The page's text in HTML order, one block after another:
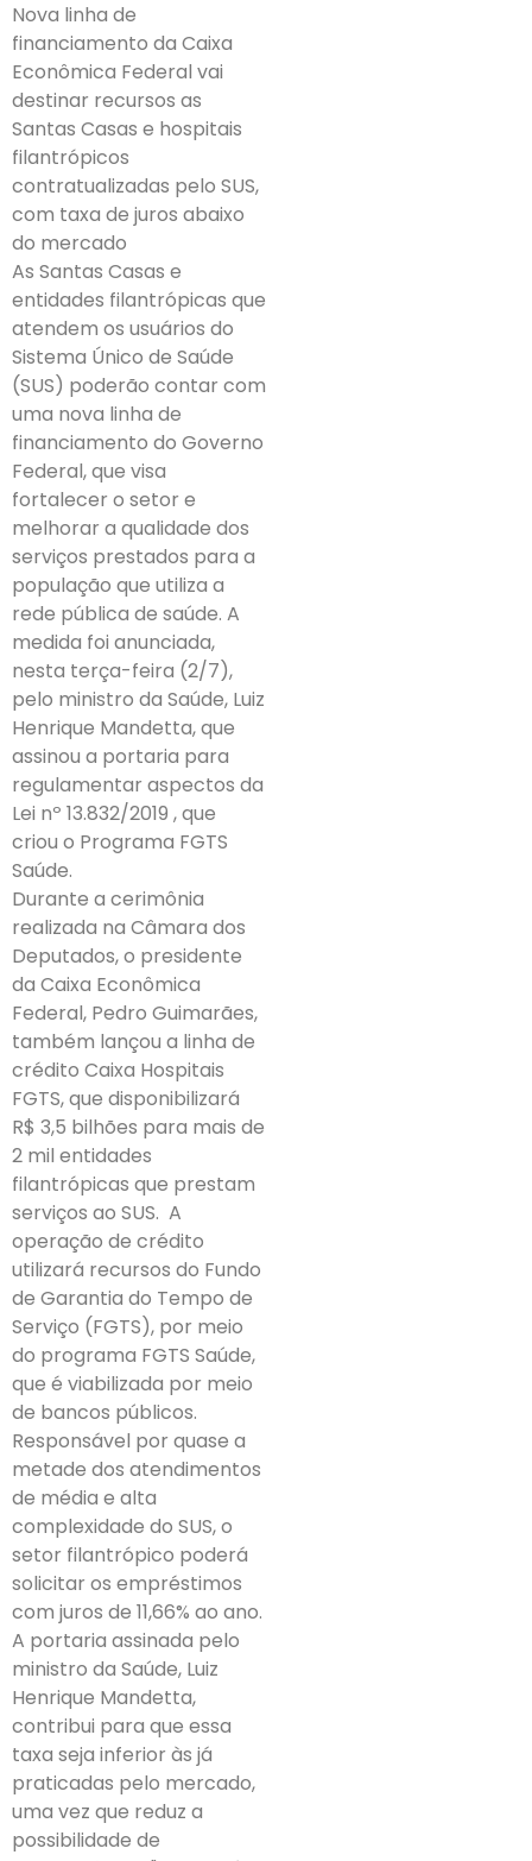
Nova linha de
financiamento da Caixa
Econômica Federal vai
destinar recursos as
Santas Casas e hospitais
filantrópicos
contratualizadas pelo SUS,
com taxa de juros abaixo
do mercado
As Santas Casas e
entidades filantrópicas que
atendem os usuários do
Sistema Único de Saúde
(SUS) poderão contar com
uma nova linha de
financiamento do Governo
Federal, que visa
fortalecer o setor e
melhorar a qualidade dos
serviços prestados para a
população que utiliza a
rede pública de saúde. A
medida foi anunciada,
nesta terça-feira (2/7),
pelo ministro da Saúde, Luiz
Henrique Mandetta, que
assinou a portaria para
regulamentar aspectos da
Lei nº 13.832/2019 , que
criou o Programa FGTS
Saúde.
Durante a cerimônia
realizada na Câmara dos
Deputados, o presidente
da Caixa Econômica
Federal, Pedro Guimarães,
também lançou a linha de
crédito Caixa Hospitais
FGTS, que disponibilizará
R$ 3,5 bilhões para mais de
2 mil entidades
filantrópicas que prestam
serviços ao SUS. A
operação de crédito
utilizará recursos do Fundo
de Garantia do Tempo de
Serviço (FGTS), por meio
do programa FGTS Saúde,
que é viabilizada por meio
de bancos públicos.
Responsável por quase a
metade dos atendimentos
de média e alta
complexidade do SUS, o
setor filantrópico poderá
solicitar os empréstimos
com juros de 11,66% ao ano.
A portaria assinada pelo
ministro da Saúde, Luiz
Henrique Mandetta,
contribui para que essa
taxa seja inferior às já
praticadas pelo mercado,
uma vez que reduz a
possibilidade de